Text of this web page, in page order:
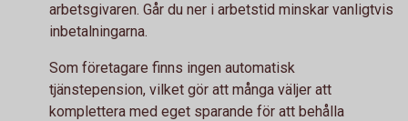
arbetsgivaren. Går du ner i arbetstid minskar vanligtvis
inbetalningarna.
Som företagare finns ingen automatisk
tjänstepension, vilket gör att många väljer att
komplettera med eget sparande för att behålla